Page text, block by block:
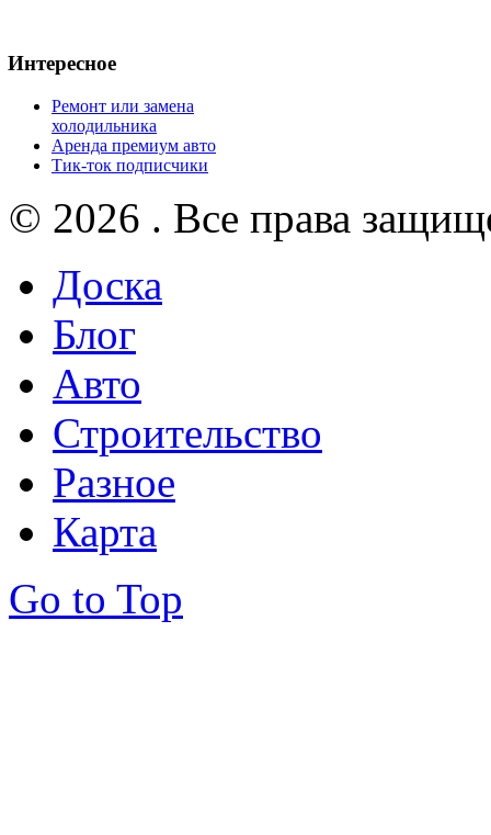
Интересное
Ремонт или замена
холодильника
Аренда премиум авто
Тик-ток подписчики
© 2026 . Все права
Доска
Блог
Авто
Строительство
Разное
Карта
Go to Top